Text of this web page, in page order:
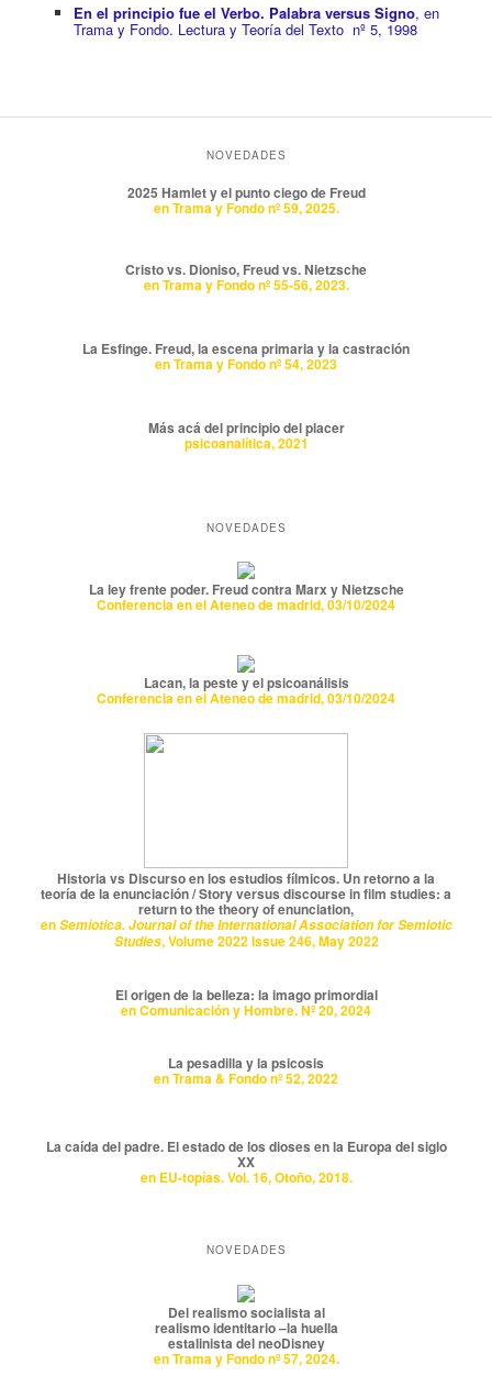
En el principio fue el Verbo. Palabra versus Signo, en
Trama y Fondo. Lectura y Teoría del Texto nº 5, 1998
NOVEDADES
2025 Hamlet y el punto ciego de Freud
en Trama y Fondo nº 59, 2025.
Cristo vs. Dioniso, Freud vs. Nietzsche
en Trama y Fondo nº 55-56, 2023.
La Esfinge. Freud, la escena primaria y la castración
en Trama y Fondo nº 54, 2023
Más acá del principio del placer
psicoanalítica, 2021
NOVEDADES
La ley frente poder. Freud contra Marx y Nietzsche
Conferencia en el Ateneo de madrid, 03/10/2024
Lacan, la peste y el psicoanálisis
Conferencia en el Ateneo de madrid, 03/10/2024
Historia vs Discurso en los estudios fílmicos. Un retorno a la
teoría de la enunciación / Story versus discourse in film studies: a
return to the theory of enunciation,
enSemiotica. Journal of the International Association for Semiotic
Studies, Volume 2022 Issue 246, May 2022
El origen de la belleza: la imago primordial
en Comunicación y Hombre. Nº 20, 2024
La pesadilla y la psicosis
en Trama & Fondo nº 52, 2022
La caída del padre. El estado de los dioses en la Europa del siglo
XX
en EU-topías. Vol. 16, Otoño, 2018.
NOVEDADES
Del realismo socialista al
realismo identitario –la huella
estalinista del neoDisney
en Trama y Fondo nº 57, 2024.